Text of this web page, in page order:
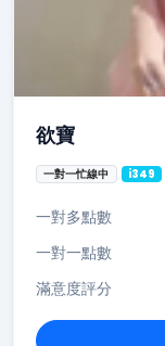
欲寶
一對一忙線中 i349
一對多點數
一對一點數
滿意度評分